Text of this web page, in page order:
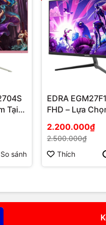
Tại
So sánh
EDRA
FHD – Lựa
Nhất 2025 Tại
Quốc
2.200.000₫
2.500.000₫
Thích